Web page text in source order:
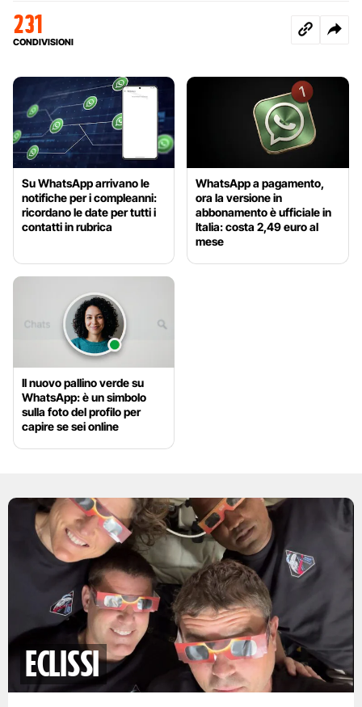
231
CONDIVISIONI
Su WhatsApp arrivano le
notifiche per i compleanni:
ricordano le date per tutti i
contatti in rubrica
WhatsApp a pagamento,
ora la versione in
abbonamento è ufficiale in
Italia: costa 2,49 euro al
mese
Il nuovo pallino verde su
WhatsApp: è un simbolo
sulla foto del profilo per
capire se sei online
eclissi